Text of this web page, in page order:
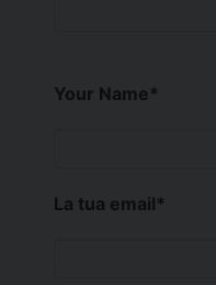
Your Name*
La tua email*